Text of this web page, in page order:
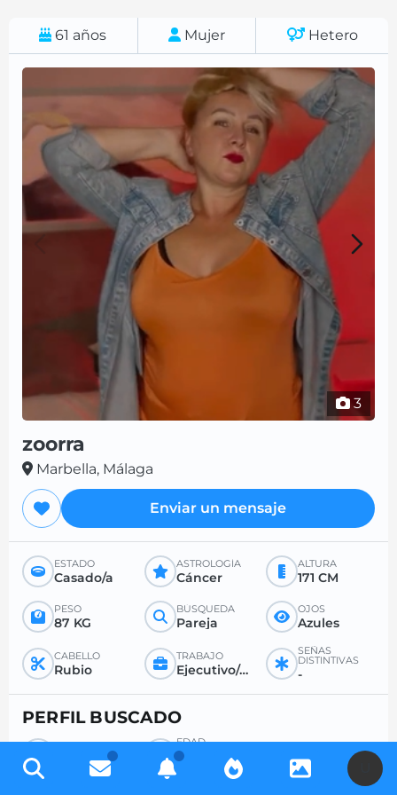
61 años Mujer Hetero
3
zoorra
Marbella, Málaga
Enviar un mensaje
ESTADO
Casado/a
ASTROLOGÍA
Cáncer
ALTURA
171 CM
PESO
87 KG
BÚSQUEDA
Pareja
OJOS
Azules
CABELLO
Rubio
TRABAJO
Ejecutivo/a (otro sector)
SEÑAS
DISTINTIVAS
-
PERFIL BUSCADO
Hombre
EDAD
DESEADA
-